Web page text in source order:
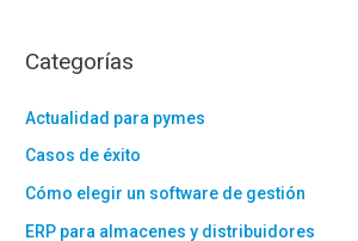
Categorías
Actualidad para pymes
Casos de éxito
Cómo elegir un software de gestión
ERP para almacenes y distribuidores